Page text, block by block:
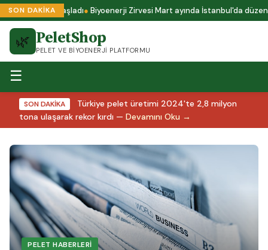
SON DAKİKA
başladı Biyoenerji Zirvesi Mart ayında İstanbul'da
🌿 PeletShop
PELET VE BIYOENERJI PLATFORMU
☰
SON DAKİKA
Türkiye pelet üretimi 2024'te 2,8 milyon
tona ulaşarak rekor kırdı — Devamını Oku →
PELET HABERLERI